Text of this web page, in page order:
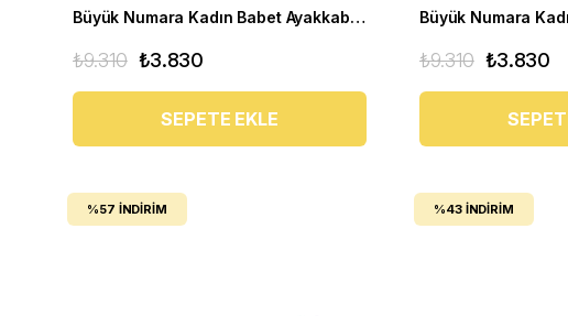
Büyük Numara Kadın Babet Ayakkabı R8210- Siyah Rugan
₺3.830
₺9.310
SEPETE EKLE
₺3.830
₺9.310
%57 İNDIRIM %43 İNDIRIM